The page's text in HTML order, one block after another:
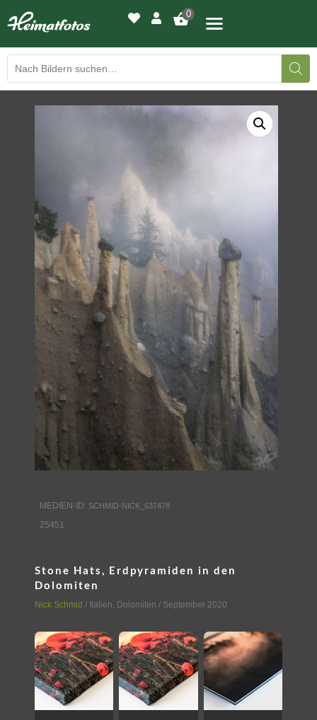
0
BILDERGALERIE
LED-LEUCHTBILDER
WIR DRUCKEN IHR BILD
AUSSTELLUNGEN
HEIMATLICHTER
KONTAKT
MEDIEN-ID: SCHMID-NICK_637478
25451
Stone Hats, Erdpyramiden in den
Dolomiten
Nick Schmid / Italien, Dolomiten / September 2020